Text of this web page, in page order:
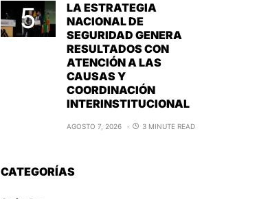
LA ESTRATEGIA
NACIONAL DE
SEGURIDAD GENERA
RESULTADOS CON
ATENCIÓN A LAS
CAUSAS Y
COORDINACIÓN
INTERINSTITUCIONAL
AGOSTO 7, 2026 3 MINUTE READ
CATEGORÍAS